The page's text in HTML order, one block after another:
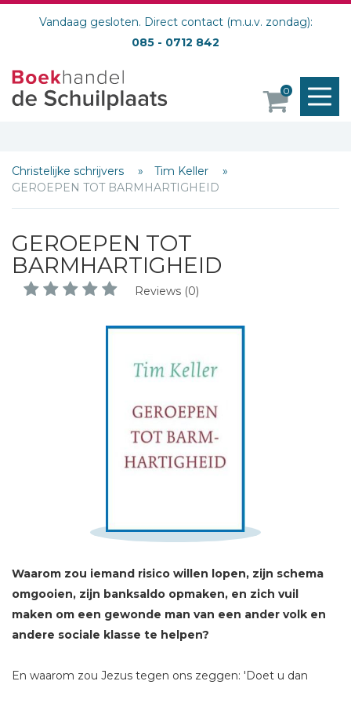
Vandaag gesloten. Direct contact (m.u.v. zondag):
085 - 0712 842
0
Christelijke schrijvers
Tim Keller
GEROEPEN TOT BARMHARTIGHEID
GEROEPEN TOT
BARMHARTIGHEID
Reviews (0)
Waarom zou iemand risico willen lopen, zijn schema
omgooien, zijn banksaldo opmaken, en zich vuil
maken om een gewonde man van een ander volk en
andere sociale klasse te helpen?
En waarom zou Jezus tegen ons zeggen: 'Doet u dan
Schrijf hieronder je review!
Titel *
Bericht *